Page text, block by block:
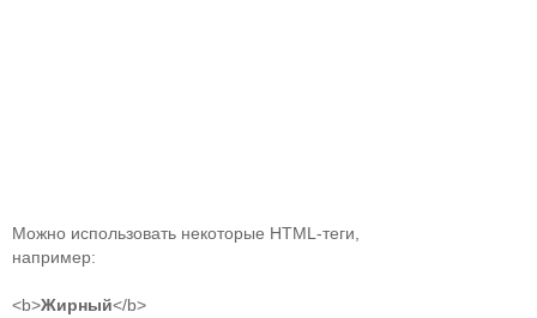
Можно использовать некоторые HTML-теги,
например:
<b>Жирный</b>